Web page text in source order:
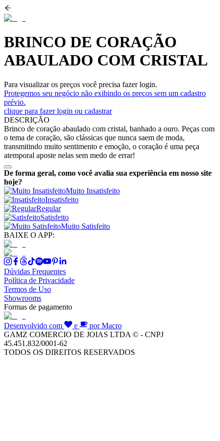
BRINCO DE CORAÇÃO
ABAULADO COM CRISTAL
Para visualizar os preços você precisa fazer login.
Protegemos seu negócio não exibindo os preços sem um cadastro
prévio.
clique para fazer login ou cadastrar
DESCRIÇÃO
Brinco de coração abaulado com cristal, banhado a ouro. Peças com
o tema de coração, são clássicas que nunca saem de moda,
transmitindo muito sentimento e emoção, o coração é uma peça
atemporal aposte nelas sem medo de errar!
De forma geral, como você avalia sua experiência em nosso site
hoje?
Muito Insatisfeito
Insatisfeito
Regular
Satisfeito
Muito Satisfeito
BAIXE O APP:
Dúvidas Frequentes
Política de Privacidade
Termos de Uso
Showrooms
Formas de pagamento
Desenvolvido com e
por Macro
GAMZ COMERCIO DE JOIAS LTDA © - CNPJ
45.451.832/0001-62
TODOS OS DIREITOS RESERVADOS